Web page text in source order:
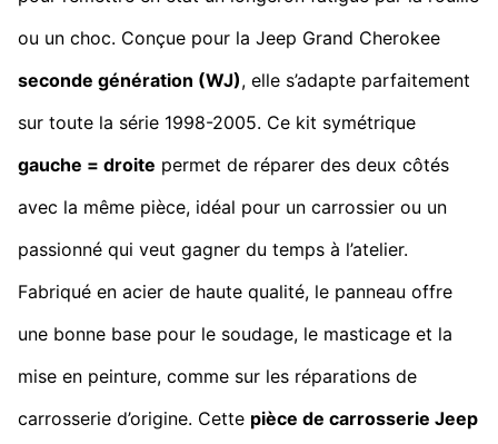
ou un choc. Conçue pour la Jeep Grand Cherokee
seconde génération (WJ), elle s’adapte parfaitement
sur toute la série 1998-2005. Ce kit symétrique
gauche = droite permet de réparer des deux côtés
avec la même pièce, idéal pour un carrossier ou un
passionné qui veut gagner du temps à l’atelier.
Fabriqué en acier de haute qualité, le panneau offre
une bonne base pour le soudage, le masticage et la
mise en peinture, comme sur les réparations de
carrosserie d’origine. Cette pièce de carrosserie Jeep